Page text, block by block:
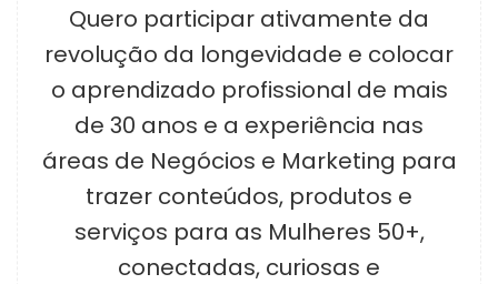
Quero participar ativamente da
revolução da longevidade e colocar
o aprendizado profissional de mais
de 30 anos e a experiência nas
áreas de Negócios e Marketing para
trazer conteúdos, produtos e
serviços para as Mulheres 50+,
conectadas, curiosas e